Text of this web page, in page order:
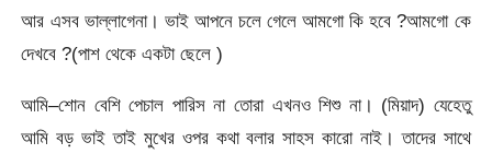
আর এসব ভাল্লাগেনা। ভাই আপনে চলে গেলে আমগো কি হবে ?আমগো কে
দেখবে ?(পাশ থেকে একটা ছেলে )
আমি–শোন বেশি পেচাল পারিস না তোরা এখনও শিশু না। (মিয়াদ) যেহেতু
আমি বড় ভাই তাই মুখের ওপর কথা বলার সাহস কারো নাই। তাদের সাথে